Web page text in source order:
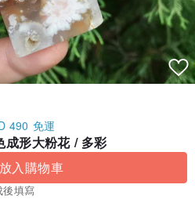
490 免運
成形大粉花 / 多彩
放入購物車
後填寫